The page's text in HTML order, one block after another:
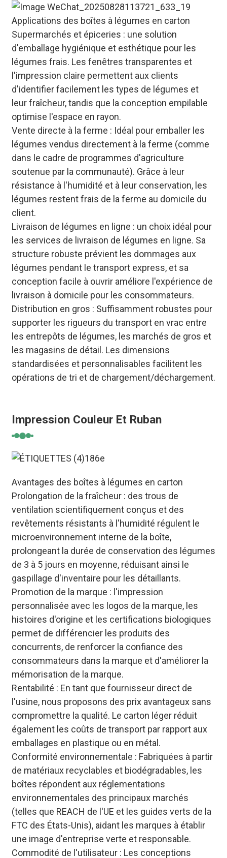
Applications des boîtes à légumes en carton
Supermarchés et épiceries : une solution
d'emballage hygiénique et esthétique pour les
légumes frais. Les fenêtres transparentes et
l'impression claire permettent aux clients
d'identifier facilement les types de légumes et
leur fraîcheur, tandis que la conception empilable
optimise l'espace en rayon.
Vente directe à la ferme : Idéal pour emballer les
légumes vendus directement à la ferme (comme
dans le cadre de programmes d'agriculture
soutenue par la communauté). Grâce à leur
résistance à l'humidité et à leur conservation, les
légumes restent frais de la ferme au domicile du
client.
Livraison de légumes en ligne : un choix idéal pour
les services de livraison de légumes en ligne. Sa
structure robuste prévient les dommages aux
légumes pendant le transport express, et sa
conception facile à ouvrir améliore l'expérience de
livraison à domicile pour les consommateurs.
Distribution en gros : Suffisamment robustes pour
supporter les rigueurs du transport en vrac entre
les entrepôts de légumes, les marchés de gros et
les magasins de détail. Les dimensions
standardisées et personnalisables facilitent les
opérations de tri et de chargement/déchargement.
Impression Couleur Et Ruban
Avantages des boîtes à légumes en carton
Prolongation de la fraîcheur : des trous de
ventilation scientifiquement conçus et des
revêtements résistants à l'humidité régulent le
microenvironnement interne de la boîte,
prolongeant la durée de conservation des légumes
de 3 à 5 jours en moyenne, réduisant ainsi le
gaspillage d'inventaire pour les détaillants.
Promotion de la marque : l'impression
personnalisée avec les logos de la marque, les
histoires d'origine et les certifications biologiques
permet de différencier les produits des
concurrents, de renforcer la confiance des
consommateurs dans la marque et d'améliorer la
mémorisation de la marque.
Rentabilité : En tant que fournisseur direct de
l'usine, nous proposons des prix avantageux sans
compromettre la qualité. Le carton léger réduit
également les coûts de transport par rapport aux
emballages en plastique ou en métal.
Conformité environnementale : Fabriquées à partir
de matériaux recyclables et biodégradables, les
boîtes répondent aux réglementations
environnementales des principaux marchés
(telles que REACH de l'UE et les guides verts de la
FTC des États-Unis), aidant les marques à établir
une image d'entreprise verte et responsable.
Commodité de l'utilisateur : Les conceptions